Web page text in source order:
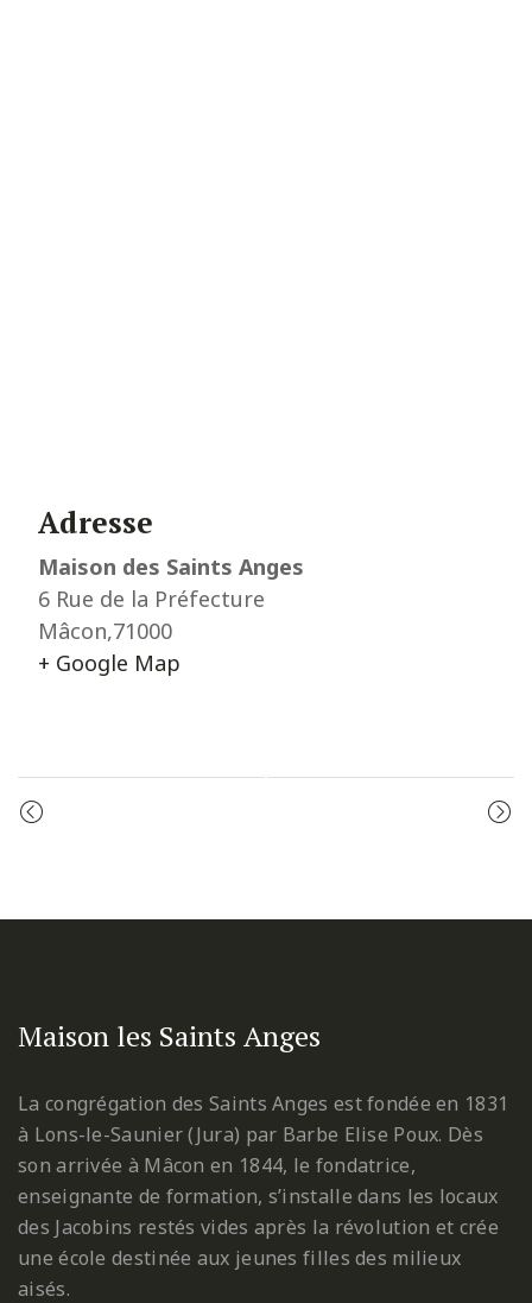
Adresse
Maison des Saints Anges
6 Rue de la Préfecture
Mâcon,71000
+ Google Map
Event
Maison les Saints Anges
La congrégation des Saints Anges est fondée en 1831
à Lons-le-Saunier (Jura) par Barbe Elise Poux. Dès
son arrivée à Mâcon en 1844, le fondatrice,
enseignante de formation, s’installe dans les locaux
des Jacobins restés vides après la révolution et crée
une école destinée aux jeunes filles des milieux
aisés.